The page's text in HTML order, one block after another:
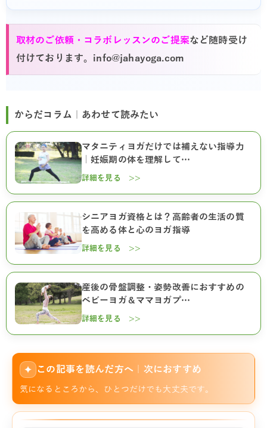
取材のご依頼・コラボレッスンのご提案など随時受け
付けております。info@jahayoga.com
からだコラム｜あわせて読みたい
マタニティヨガだけでは補えない指導力
｜妊娠期の体を理解して…
詳細を見る >>
シニアヨガ資格とは？高齢者の生活の質
を高める体と心のヨガ指導
詳細を見る >>
産後の骨盤調整・姿勢改善におすすめの
ベビーヨガ＆ママヨガプ…
詳細を見る >>
✦ この記事を読んだ方へ｜次におすすめ
気になるところから、ひとつだけでも大丈夫です。